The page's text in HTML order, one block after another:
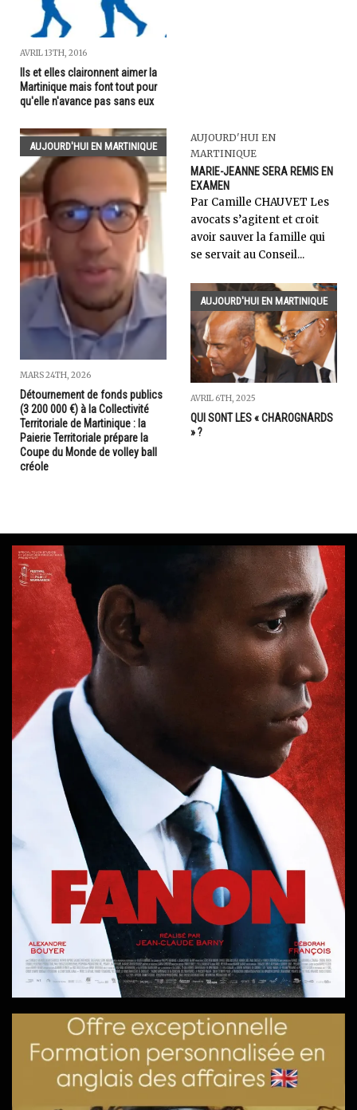
AVRIL 13TH, 2016
Ils et elles claironnent aimer la
Martinique mais font tout pour
qu'elle n'avance pas sans eux
AUJOURD'HUI EN MARTINIQUE
MARS 24TH, 2026
Détournement de fonds publics
(3 200 000 €) à la Collectivité
Territoriale de Martinique : la
Paierie Territoriale prépare la
Coupe du Monde de volley ball
créole
AUJOURD'HUI EN
MARTINIQUE
MARIE-JEANNE SERA REMIS EN
EXAMEN
Par Camille CHAUVET Les
avocats s’agitent et croit
avoir sauver la famille qui
se servait au Conseil...
AUJOURD'HUI EN MARTINIQUE
AVRIL 6TH, 2025
QUI SONT LES « CHAROGNARDS
» ?